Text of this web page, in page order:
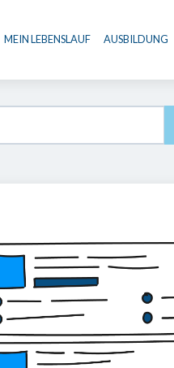
Haupt-Navigation
MEIN LEBENSLAUF AUSBILDUNG